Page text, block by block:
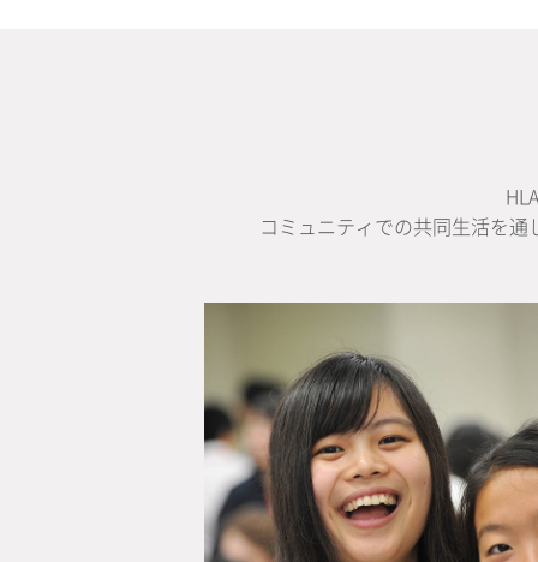
コミュニティでの共同生活を